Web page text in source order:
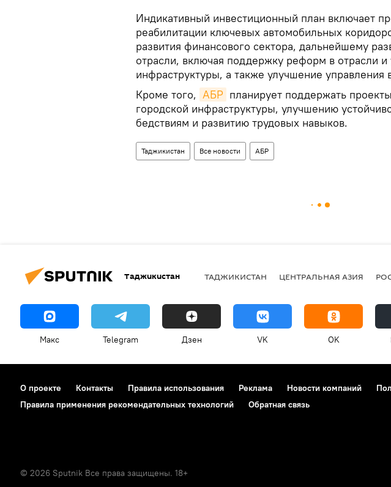
Индикативный инвестиционный план включает
реабилитации ключевых автомобильных
развития финансового сектора, дальнейшему
отрасли, включая поддержку реформ в отрасли
инфраструктуры, а также улучшение
Кроме того, АБР планирует поддержать
городской инфраструктуры, улучшению
бедствиям и развитию трудовых навыков.
Таджикистан Все новости АБР
Таджикистан ТАДЖИКИСТАН ЦЕНТРАЛЬНАЯ АЗИЯ
Макс Telegram Дзен VK OK
О проекте Контакты Правила использования Реклама Новости компаний
Правила применения рекомендательных технологий
Обратная связь
© 2026 Sputnik Все права защищены. 18+